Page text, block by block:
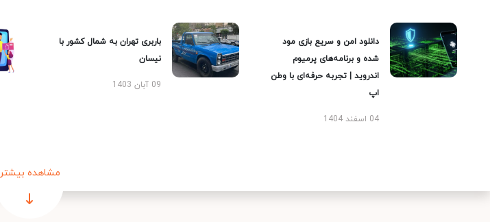
دانلود امن و سریع بازی مود
شده و برنامه‌های پرمیوم
اندروید | تجربه حرفه‌ای با وطن
اپ
04 اسفند 1404
باربری تهران به شمال کشور با
نیسان
09 آبان 1403
مشاهده بیشتر